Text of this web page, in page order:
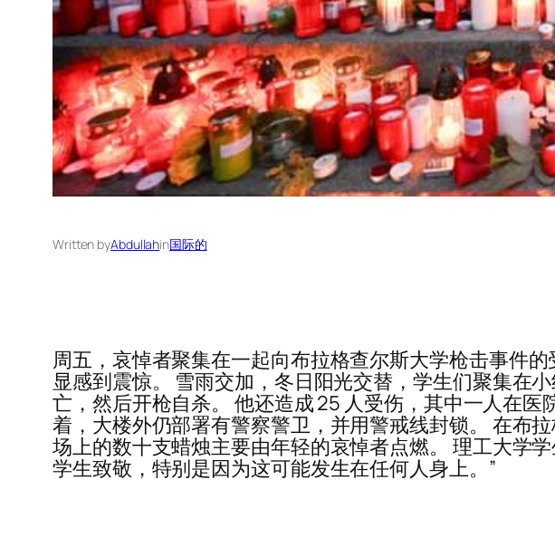
Written byAbdullahin国际的
周五，哀悼者聚集在一起向布拉格查尔斯大学枪击事件
显感到震惊。 雪雨交加，冬日阳光交替，学生们聚集在
亡，然后开枪自杀。 他还造成 25 人受伤，其中一人在
着，大楼外仍部署有警察警卫，并用警戒线封锁。 在布
场上的数十支蜡烛主要由年轻的哀悼者点燃。 理工大学
学生致敬，特别是因为这可能发生在任何人身上。”